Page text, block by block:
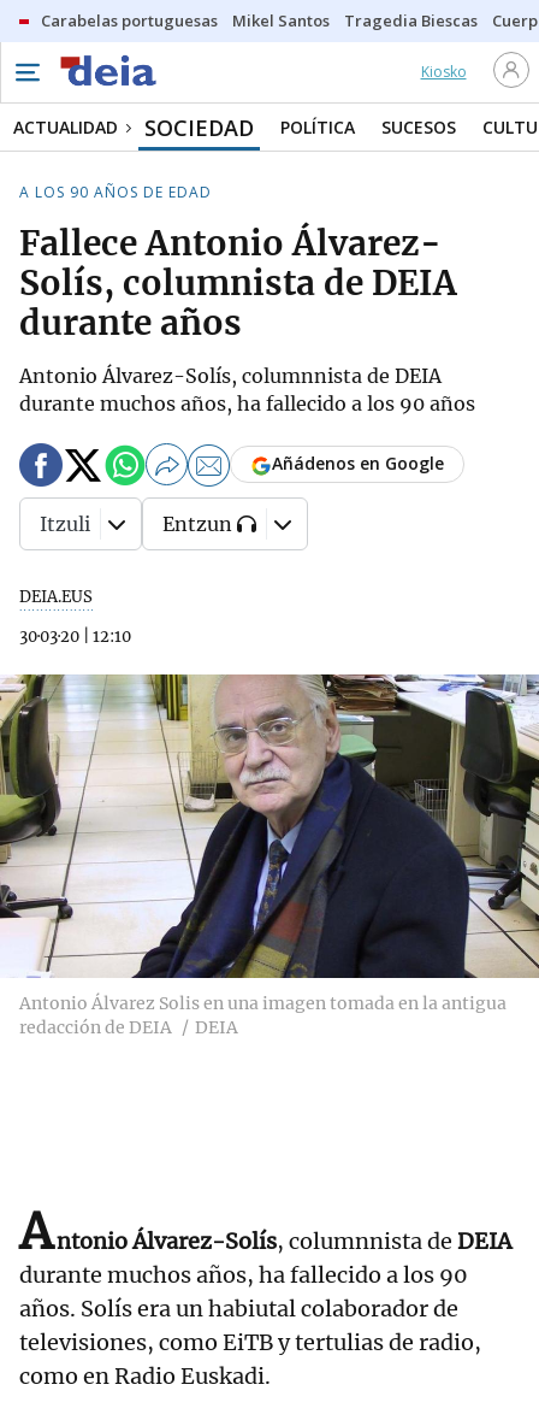
Carabelas portuguesas Mikel Santos Tragedia Biescas
Kiosko
ACTUALIDAD SOCIEDAD POLÍTICA SUCESOS
A LOS 90 AÑOS DE EDAD
Fallece Antonio Álvarez-
Solís, columnista de DEIA
durante años
Antonio Álvarez-Solís, columnnista de DEIA
durante muchos años, ha fallecido a los 90 años
DEIA.EUS
30·03·20
12:10
Añádenos en Google
Itzuli Entzun
Antonio Álvarez Solis en una imagen tomada en la antigua
redacción de DEIA
DEIA
Antonio Álvarez-Solís, columnnista de DEIA
durante muchos años, ha fallecido a los 90
años. Solís era un habiutal colaborador de
televisiones, como EiTB y tertulias de radio,
como en Radio Euskadi.